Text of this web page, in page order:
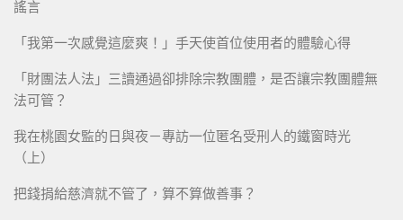
謠言
「我第一次感覺這麼爽！」手天使首位使用者的體驗心得
「財團法人法」三讀通過卻排除宗教團體，是否讓宗教團體無
法可管？
我在桃園女監的日與夜－專訪一位匿名受刑人的鐵窗時光
（上）
把錢捐給慈濟就不管了，算不算做善事？